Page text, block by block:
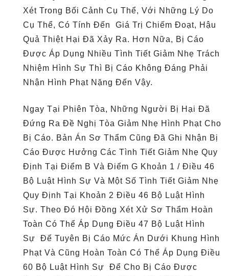
Xét Trong Bối Cảnh Cụ Thể, Với Những Lý Do
Cụ Thể, Có Tính Đến Giá Trị Chiếm Đoạt, Hậu
Quả Thiệt Hại Đã Xảy Ra. Hơn Nữa, Bị Cáo
Được Áp Dụng Nhiều Tình Tiết Giảm Nhẹ Trách
Nhiệm Hình Sự Thì Bị Cáo Không Đáng Phải
Nhận Hình Phạt Nặng Đến Vậy.
Ngay Tại Phiên Tòa, Những Người Bị Hại Đã
Đứng Ra Đề Nghị Tòa Giảm Nhẹ Hình Phạt Cho
Bị Cáo. Bản Án Sơ Thẩm Cũng Đã Ghi Nhận Bị
Cáo Được Hưởng Các Tình Tiết Giảm Nhẹ Quy
Định Tại Điểm B Và Điểm G Khoản 1 / Điều 46
Bộ Luật Hình Sự Và Một Số Tình Tiết Giảm Nhẹ
Quy Định Tại Khoản 2 Điều 46 Bộ Luật Hình
Sự. Theo Đó Hội Đồng Xét Xử Sơ Thẩm Hoàn
Toàn Có Thể Áp Dụng Điều 47 Bộ Luật Hình
Sự Để Tuyên Bị Cáo Mức Án Dưới Khung Hình
Phạt Và Cũng Hoàn Toàn Có Thể Áp Dụng Điều
60 Bộ Luật Hình Sự Để Cho Bị Cáo Được